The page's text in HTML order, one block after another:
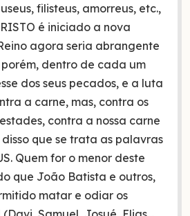
filisteus, amorreus, etc.,
é iniciado a nova
agora seria abrangente
dentro de cada um
dos seus pecados, e a luta
a carne, mas, contra os
contra a nossa carne
disso que se trata as palavras
Quem for o menor deste
que João Batista e outros,
matar e odiar os